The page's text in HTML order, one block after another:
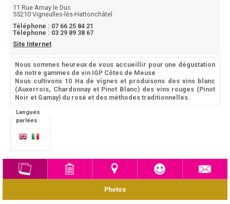
11 Rue Arnay le Duc
55210Vigneulles-lès-Hattonchâtel
Téléphone : 07 66 25 84 21
Téléphone : 03 29 89 38 67
Site Internet
Nous sommes heureux de vous accueillir pour une dégustation
de notre gammes de vin IGP Côtes de Meuse
Nous cultivons 10 Ha de vignes et produisons des vins blanc
(Auxerrois, Chardonnay et Pinot Blanc) des vins rouges (Pinot
Noir et Gamay) du rosé et des méthodes traditionnelles.
Langues
parlées
Photos